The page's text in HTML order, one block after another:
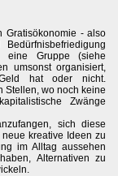
Gratisökonomie - also
eine Gruppe (siehe
umsonst organisiert,
hat oder nicht.
Stellen, wo noch keine
Zwänge
sich diese
kreative Ideen zu
im Alltag aussehen
Alternativen zu